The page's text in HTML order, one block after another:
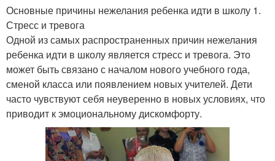
Основные причины нежелания ребенка идти в школу 1.
Стресс и тревога
Одной из самых распространенных причин нежелания
ребенка идти в школу является стресс и тревога. Это
может быть связано с началом нового учебного года,
сменой класса или появлением новых учителей. Дети
часто чувствуют себя неуверенно в новых условиях, что
приводит к эмоциональному дискомфорту.